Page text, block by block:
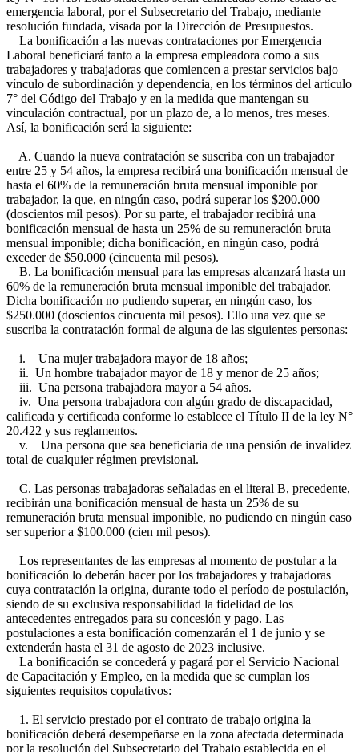
emergencia laboral, por el Subsecretario del Trabajo, mediante
resolución fundada, visada por la Dirección de Presupuestos.
La bonificación a las nuevas contrataciones por Emergencia
Laboral beneficiará tanto a la empresa empleadora como a sus
trabajadores y trabajadoras que comiencen a prestar servicios bajo
vínculo de subordinación y dependencia, en los términos del artículo
7° del Código del Trabajo y en la medida que mantengan su
vinculación contractual, por un plazo de, a lo menos, tres meses.
Así, la bonificación será la siguiente:
A. Cuando la nueva contratación se suscriba con un trabajador
entre 25 y 54 años, la empresa recibirá una bonificación mensual de
hasta el 60% de la remuneración bruta mensual imponible por
trabajador, la que, en ningún caso, podrá superar los $200.000
(doscientos mil pesos). Por su parte, el trabajador recibirá una
bonificación mensual de hasta un 25% de su remuneración bruta
mensual imponible; dicha bonificación, en ningún caso, podrá
exceder de $50.000 (cincuenta mil pesos).
B. La bonificación mensual para las empresas alcanzará hasta un
60% de la remuneración bruta mensual imponible del trabajador.
Dicha bonificación no pudiendo superar, en ningún caso, los
$250.000 (doscientos cincuenta mil pesos). Ello una vez que se
suscriba la contratación formal de alguna de las siguientes personas:
i. Una mujer trabajadora mayor de 18 años;
ii. Un hombre trabajador mayor de 18 y menor de 25 años;
iii. Una persona trabajadora mayor a 54 años.
iv. Una persona trabajadora con algún grado de discapacidad,
calificada y certificada conforme lo establece el Título II de la ley N°
20.422 y sus reglamentos.
v. Una persona que sea beneficiaria de una pensión de invalidez
total de cualquier régimen previsional.
C. Las personas trabajadoras señaladas en el literal B, precedente,
recibirán una bonificación mensual de hasta un 25% de su
remuneración bruta mensual imponible, no pudiendo en ningún caso
ser superior a $100.000 (cien mil pesos).
Los representantes de las empresas al momento de postular a la
bonificación lo deberán hacer por los trabajadores y trabajadoras
cuya contratación la origina, durante todo el período de postulación,
siendo de su exclusiva responsabilidad la fidelidad de los
antecedentes entregados para su concesión y pago. Las
postulaciones a esta bonificación comenzarán el 1 de junio y se
extenderán hasta el 31 de agosto de 2023 inclusive.
La bonificación se concederá y pagará por el Servicio Nacional
de Capacitación y Empleo, en la medida que se cumplan los
siguientes requisitos copulativos:
1. El servicio prestado por el contrato de trabajo origina la
bonificación deberá desempeñarse en la zona afectada determinada
por la resolución del Subsecretario del Trabajo establecida en el